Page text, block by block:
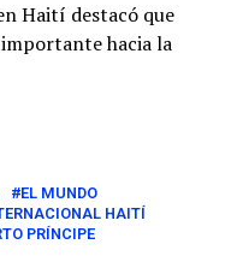
Haití destacó que
hacia la
EL MUNDO
HAITÍ
PRÍNCIPE